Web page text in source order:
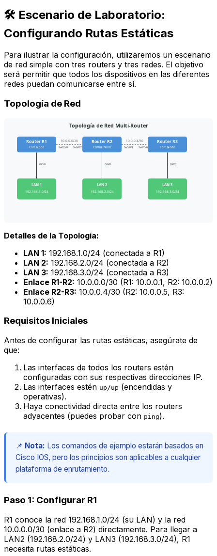
🛠️ Escenario de Laboratorio:
Configurando Rutas Estáticas
Para ilustrar la configuración, utilizaremos un escenario
de red simple con tres routers y tres redes. El objetivo
será permitir que todos los dispositivos en las diferentes
redes puedan comunicarse entre sí.
Topología de Red
10.0.0.0/30
Se0/0/0 Se0/0/0
10.0.0.4/30
Se0/0/1 Se0/0/0
Gi0/0 Gi0/0 Gi0/0
Router R1
Core Node
Router R2
Central Node
Router R3
Core Node
LAN 1
192.168.1.0/24
LAN 2
192.168.2.0/24
LAN 3
192.168.3.0/24
Topología de Red Multi-Router
Detalles de la Topología:
LAN 1: 192.168.1.0/24 (conectada a R1)
LAN 2: 192.168.2.0/24 (conectada a R2)
LAN 3: 192.168.3.0/24 (conectada a R3)
Enlace R1-R2: 10.0.0.0/30 (R1: 10.0.0.1, R2: 10.0.0.2)
Enlace R2-R3: 10.0.0.4/30 (R2: 10.0.0.5, R3:
10.0.0.6)
Requisitos Iniciales
Antes de configurar las rutas estáticas, asegúrate de
que:
Las interfaces de todos los routers estén
configuradas con sus respectivas direcciones IP.
Las interfaces estén up/up (encendidas y
operativas).
Haya conectividad directa entre los routers
adyacentes (puedes probar con ping).
📌 Nota: Los comandos de ejemplo estarán basados en
Cisco IOS, pero los principios son aplicables a cualquier
plataforma de enrutamiento.
Paso 1: Configurar R1
R1 conoce la red 192.168.1.0/24 (su LAN) y la red
10.0.0.0/30 (enlace a R2) directamente. Para llegar a
LAN2 (192.168.2.0/24) y LAN3 (192.168.3.0/24), R1
necesita rutas estáticas.